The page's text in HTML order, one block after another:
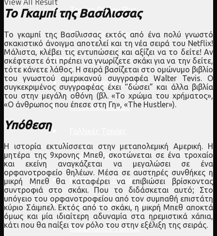
Ταινίες Disney Plus
Ταινίες Cosmote TV
Περιοχή
Αμερικανικές Ταινίες
Ισπανικές ταινίες
Ιταλικές Ταινίες
Βρετανικές Ταινίες
Σκανδιναβικές Ταινίες
Ευρωπαϊκές Ταινίες
Το Γκαμπί της Βασίλισσας
Το γκαμπί της Βασίλισσας εκτός από ένα πολύ γνωστό
σκακιστικό άνοιγμα αποτελεί και τη νέα σειρά του Netflix!
Μάλιστα, κλέβει τις εντυπώσεις και αξίζει να το δείτε! Αν
σκέφτεστε ότι πρέπει να γνωρίζετε σκάκι για να την δείτε,
τότε κάνετε λάθος. Η σειρά βασίζεται στο ομώνυμο βιβλίο
του γνωστού αμερικανού συγγραφέα Walter Tevis. Ο
συγκεκριμένος συγγραφέας έχει “δώσει” και άλλα βιβλία
του στην μεγάλη οθόνη (βλ. «Το χρώμα του χρήματος»,
«Ο άνθρωπος που έπεσε στη Γη», «The Hustler»).
Υπόθεση
Η ιστορία εκτυλίσσεται στην μεταπολεμική Αμερική. Η
μητέρα της 9χρονης Μπεθ, σκοτώνεται σε ένα τροχαίο
και εκείνη αναγκάζεται να μεγαλώσει σε ένα
ορφανοτροφείο θηλέων. Μέσα σε αυστηρές συνθήκες η
μικρή Μπεθ θα καταφέρει να επιβιώσει βρίσκοντας
συντροφιά στο σκάκι. Που το διδάσκεται αυτό; Στο
υπόγειο του ορφανοτροφείου από τον συμπαθή επιστάτη
κύριο Σάιμπελ. Εκτός από το σκάκι, η μικρή Μπεθ αποκτά
όμως και μία ιδιαίτερη αδυναμία στα ηρεμιστικά χάπια,
κάτι που θα παίξει τον ρόλο του στην εξέλιξη της σειράς.